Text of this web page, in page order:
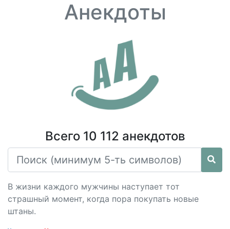
Анекдоты
Всего 10 112 анекдотов
В жизни каждого мужчины наступает тот
страшный момент, когда пора покупать новые
штаны.